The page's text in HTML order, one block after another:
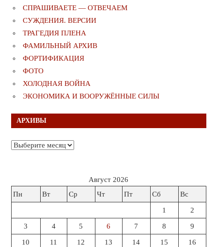
СПРАШИВАЕТЕ — ОТВЕЧАЕМ
СУЖДЕНИЯ. ВЕРСИИ
ТРАГЕДИЯ ПЛЕНА
ФАМИЛЬНЫЙ АРХИВ
ФОРТИФИКАЦИЯ
ФОТО
ХОЛОДНАЯ ВОЙНА
ЭКОНОМИКА И ВООРУЖЁННЫЕ СИЛЫ
АРХИВЫ
Архивы
Август 2026
Пн
Вт Ср Чт Пт Сб Вс
1 2
3 4 5 6 7 8 9
10 11 12 13 14 15 16